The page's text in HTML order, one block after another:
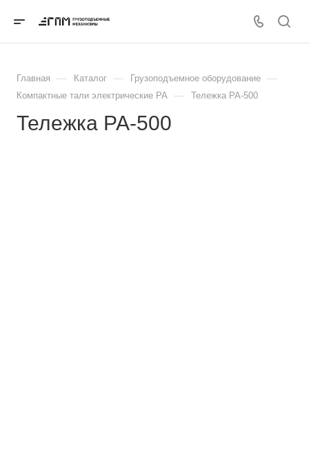
Главная — Каталог — Грузоподъемное оборудование —
Компактные тали электрические РА — Тележка РА-500
Тележка РА-500